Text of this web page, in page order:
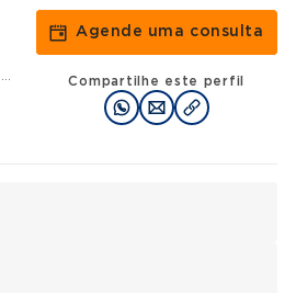
Agende uma consulta
Compartilhe este perfil